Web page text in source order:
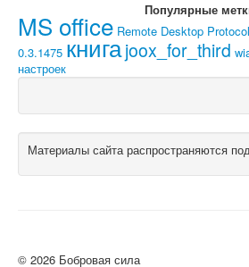
Популярные
MS office Remote Desktop Protocol
0.3.1475 книгаjoox_for_third
настроек
Материалы сайта распространяются
© 2026 Бобровая сила